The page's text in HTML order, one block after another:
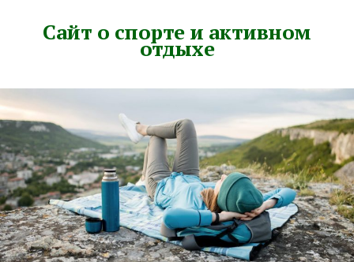
Сайт о спорте и активном
отдыхе